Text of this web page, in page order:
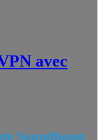
avec
Soundboost